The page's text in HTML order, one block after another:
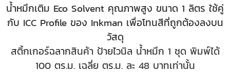
น้ำหมึกเติม Eco Solvent คุณภาพสูง ขนาด 1 ลิตรใช้คู่
กับ ICC Profile ของ Inkman เพื่อโทนสีที่ถูกต้องลงบน
วัสดุ
สติ้กเกอร์ฉลากสินค้า ป้ายไวนิล น้ำหมึก 1 ชุด พิมพ์ได้
100 ตร.ม. เฉลี่ย ตร.ม. ละ 48 บาทเท่านั้น